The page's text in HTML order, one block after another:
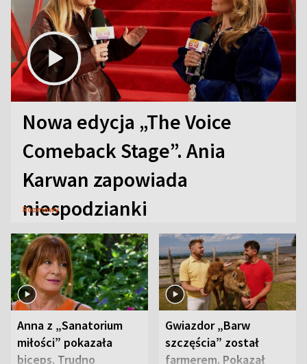
Nowa edycja „The Voice
Comeback Stage”. Ania
Karwan zapowiada
niespodzianki
Rozmowy
Anna z „Sanatorium
miłości” pokazała
biceps. Trudno
Gwiazdor „Barw
szczęścia” został
farmerem. Pokazał